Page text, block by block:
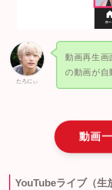
たろにぃ
動画再生画
の動画が自
動画
YouTubeライブ（生